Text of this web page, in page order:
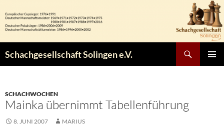
Inhalt
springen
Schachgesellschaft Solingen e.V.
SCHACHWOCHEN
Mainka übernimmt Tabellenführung
8. JUNI 2007 MARIUS